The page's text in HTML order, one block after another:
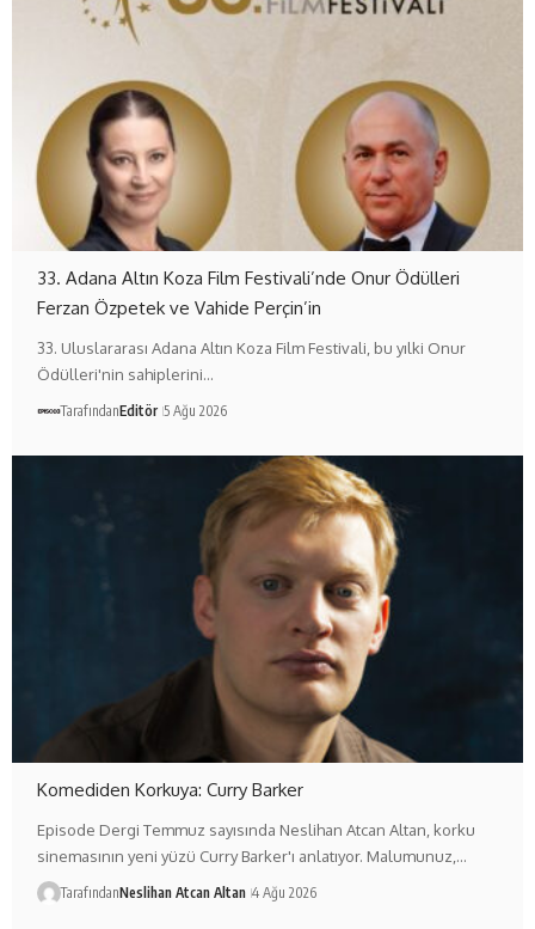
33. Adana Altın Koza Film Festivali’nde Onur Ödülleri
Ferzan Özpetek ve Vahide Perçin’in
33. Uluslararası Adana Altın Koza Film Festivali, bu yılki Onur
Ödülleri'nin sahiplerini…
TarafındanEditör 5 Ağu 2026
Komediden Korkuya: Curry Barker
Episode Dergi Temmuz sayısında Neslihan Atcan Altan, korku
sinemasının yeni yüzü Curry Barker'ı anlatıyor. Malumunuz,…
TarafındanNeslihan Atcan Altan 4 Ağu 2026